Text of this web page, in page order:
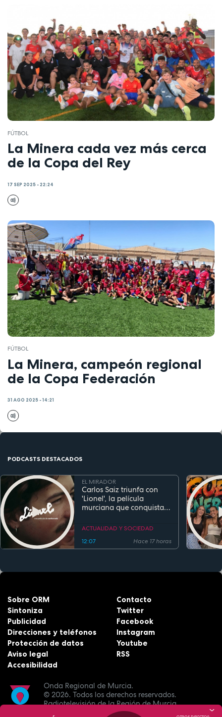
FÚTBOL
La Minera cada vez más cerca
de la Copa del Rey
17 SEP 2025 - 22:24
FÚTBOL
La Minera, campeón regional
de la Copa Federación
31 AGO 2025 - 14:21
PODCASTS DESTACADOS
EL MIRADOR
Carlos Saiz triunfa con
'Lionel', la película
murciana que conquista
estreno
ACTUALIDAD Y SOCIEDAD
12:07
Hace 17 horas
Onda Regional de Murcia.
© 2026. Todos los derechos reservados.
Radiotelevisión de la Región de Murcia.
Sobre ORM
Sintoniza
Publicidad
Direcciones y teléfonos
Protección de datos
Aviso legal
Accesibilidad
Contacto
Twitter
Facebook
Instagram
Youtube
RSS